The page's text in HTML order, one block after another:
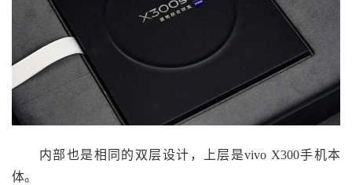
内部也是相同的双层设计，上层是vivo X300手机本
体。